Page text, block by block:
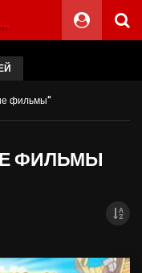
фильмы"
ФИЛЬМЫ